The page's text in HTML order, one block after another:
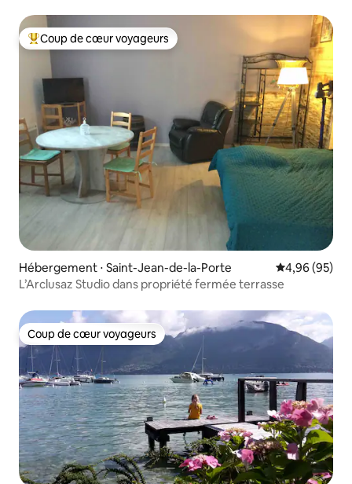
Coups de cœur voyageurs les plus appréciés
Coup de cœur voyageurs
Hébergement ⋅ Saint-Jean-de-la-Porte Évaluation
4,96 (95)
L’Arclusaz Studio dans propriété fermée terrasse
Coup de cœur voyageurs
Coup de cœur voyageurs